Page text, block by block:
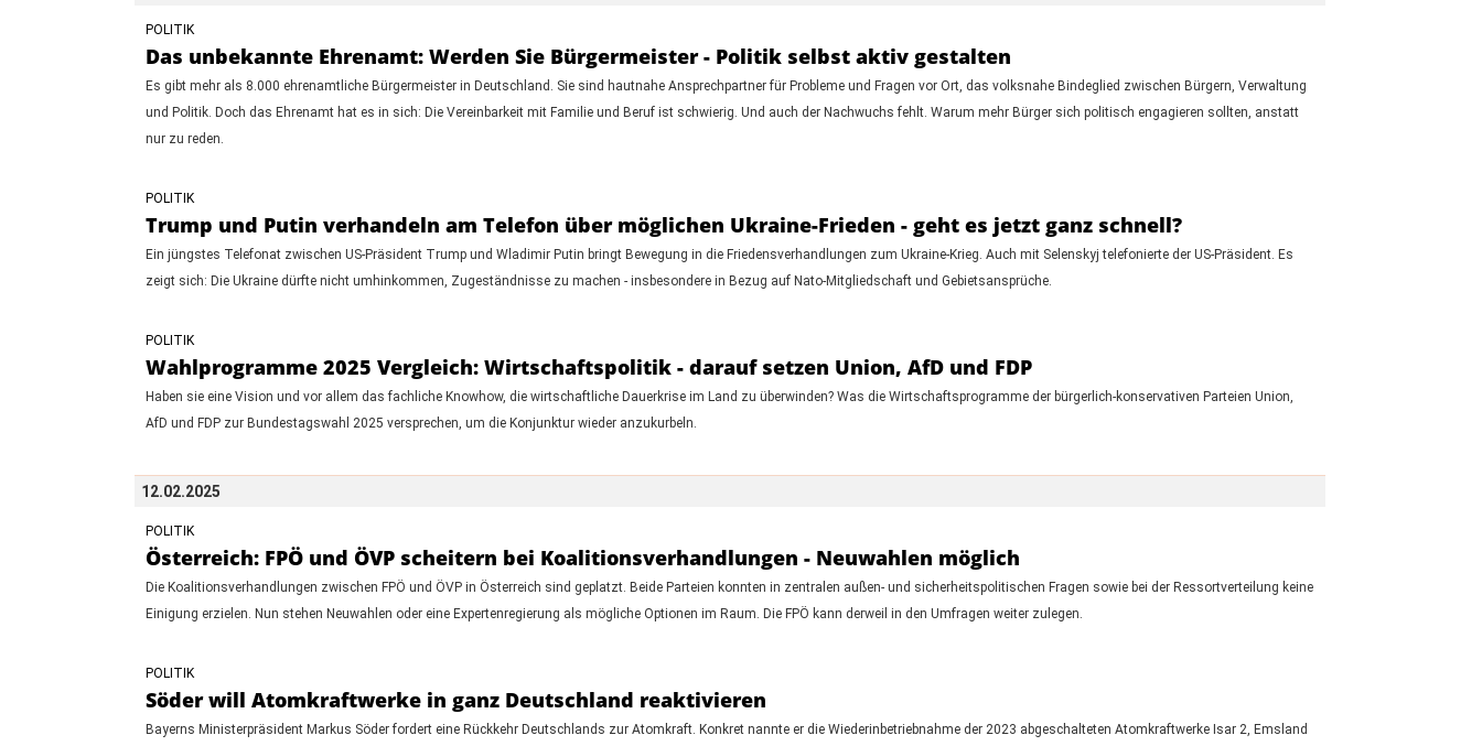
POLITIK
Das unbekannte Ehrenamt: Werden Sie Bürgermeister - Politik selbst aktiv gestalten
Es gibt mehr als 8.000 ehrenamtliche Bürgermeister in Deutschland. Sie sind hautnahe Ansprechpartner für Probleme und Fragen vor Ort, das volksnahe Bindeglied zwischen Bürgern, Verwaltung
und Politik. Doch das Ehrenamt hat es in sich: Die Vereinbarkeit mit Familie und Beruf ist schwierig. Und auch der Nachwuchs fehlt. Warum mehr Bürger sich politisch engagieren sollten, anstatt
nur zu reden.
POLITIK
Trump und Putin verhandeln am Telefon über möglichen Ukraine-Frieden - geht es jetzt ganz schnell?
Ein jüngstes Telefonat zwischen US-Präsident Trump und Wladimir Putin bringt Bewegung in die Friedensverhandlungen zum Ukraine-Krieg. Auch mit Selenskyj telefonierte der US-Präsident. Es
zeigt sich: Die Ukraine dürfte nicht umhinkommen, Zugeständnisse zu machen - insbesondere in Bezug auf Nato-Mitgliedschaft und Gebietsansprüche.
POLITIK
Wahlprogramme 2025 Vergleich: Wirtschaftspolitik - darauf setzen Union, AfD und FDP
Haben sie eine Vision und vor allem das fachliche Knowhow, die wirtschaftliche Dauerkrise im Land zu überwinden? Was die Wirtschaftsprogramme der bürgerlich-konservativen Parteien Union,
AfD und FDP zur Bundestagswahl 2025 versprechen, um die Konjunktur wieder anzukurbeln.
12.02.2025
POLITIK
Österreich: FPÖ und ÖVP scheitern bei Koalitionsverhandlungen - Neuwahlen möglich
Die Koalitionsverhandlungen zwischen FPÖ und ÖVP in Österreich sind geplatzt. Beide Parteien konnten in zentralen außen- und sicherheitspolitischen Fragen sowie bei der Ressortverteilung keine
Einigung erzielen. Nun stehen Neuwahlen oder eine Expertenregierung als mögliche Optionen im Raum. Die FPÖ kann derweil in den Umfragen weiter zulegen.
POLITIK
Söder will Atomkraftwerke in ganz Deutschland reaktivieren
Bayerns Ministerpräsident Markus Söder fordert eine Rückkehr Deutschlands zur Atomkraft. Konkret nannte er die Wiederinbetriebnahme der 2023 abgeschalteten Atomkraftwerke Isar 2, Emsland